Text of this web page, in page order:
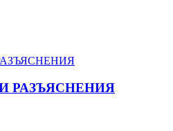
РАЗЪЯСНЕНИЯ